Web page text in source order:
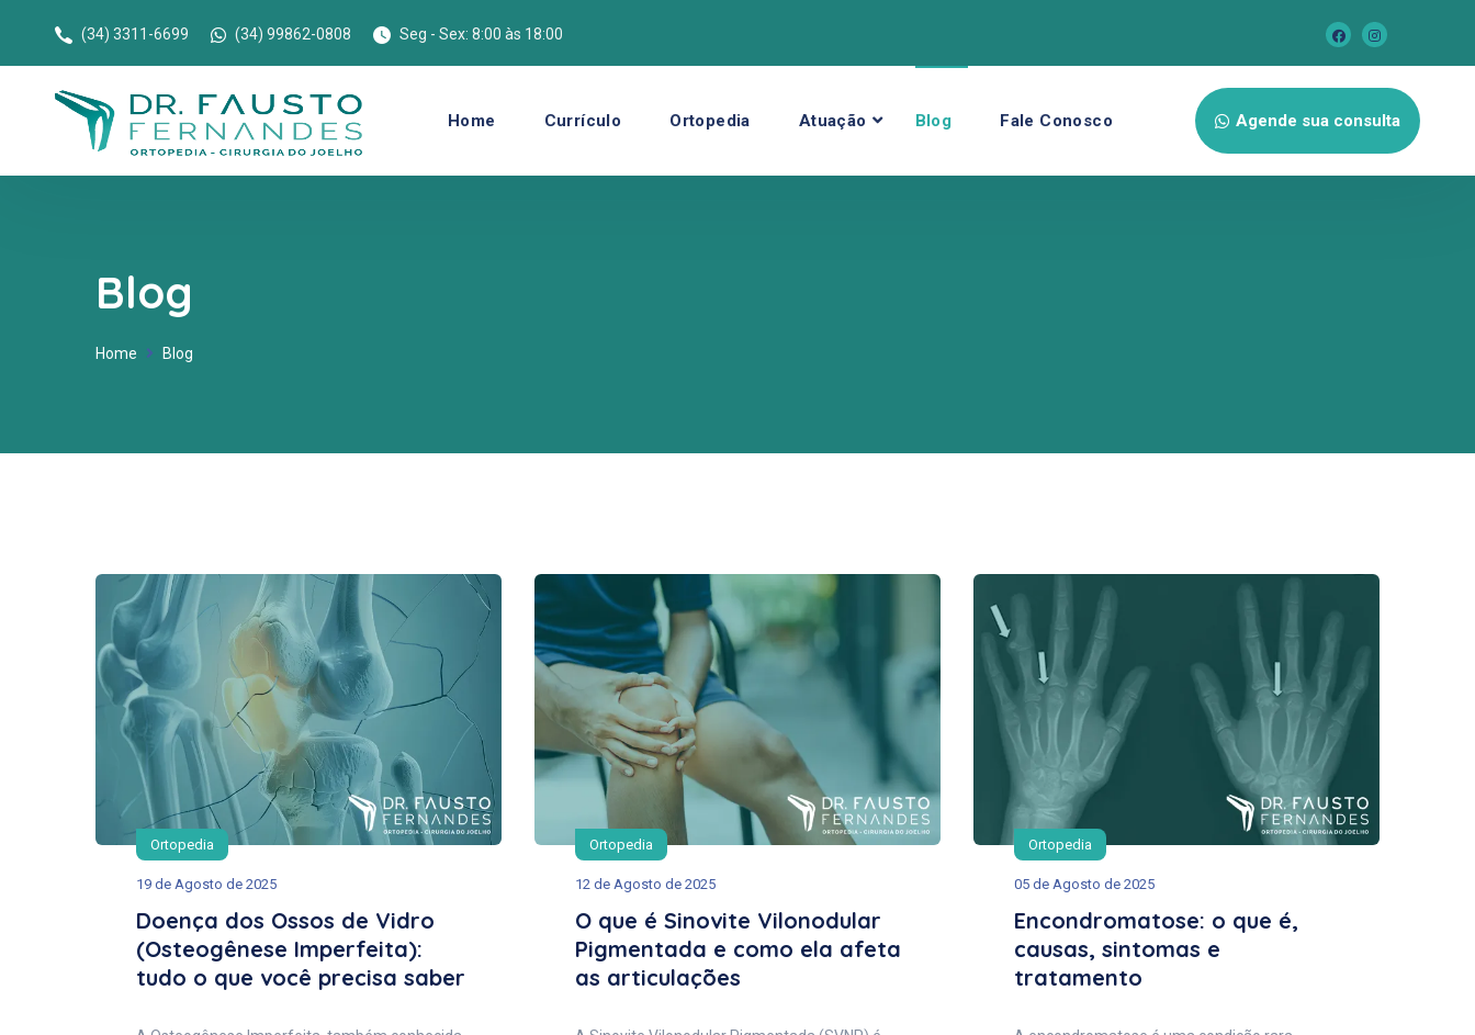
(34) 3311-6699 (34) 99862-0808 Seg - Sex: 8:00 às 18:00
Home Currículo Ortopedia Atuação Blog Fale Conosco Agende sua consulta
Blog
Home Blog
Ortopedia
19 de Agosto de 2025
Doença dos Ossos de Vidro
(Osteogênese Imperfeita):
tudo o que você precisa saber
Ortopedia
12 de Agosto de 2025
O que é Sinovite Vilonodular
Pigmentada e como ela afeta
as articulações
Ortopedia
05 de Agosto de 2025
Encondromatose: o que é,
causas, sintomas e
tratamento